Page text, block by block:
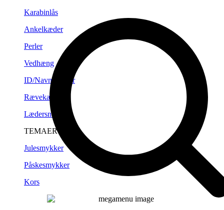
Karabinlås
Ankelkæder
Perler
Vedhæng
ID/Navneplader
Rævekæder
Lædersnørre
TEMAER
Julesmykker
Påskesmykker
Kors